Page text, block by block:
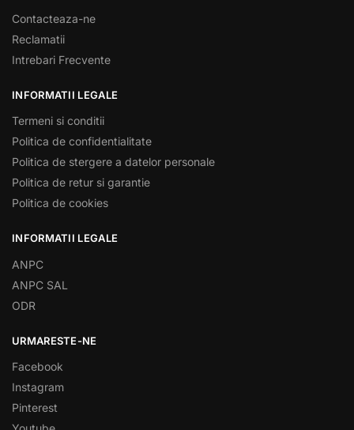
Contacteaza-ne
Reclamatii
Intrebari Frecvente
INFORMATII LEGALE
Termeni si conditii
Politica de confidentialitate
Politica de stergere a datelor personale
Politica de retur si garantie
Politica de cookies
INFORMATII LEGALE
ANPC
ANPC SAL
ODR
URMARESTE-NE
Facebook
Instagram
Pinterest